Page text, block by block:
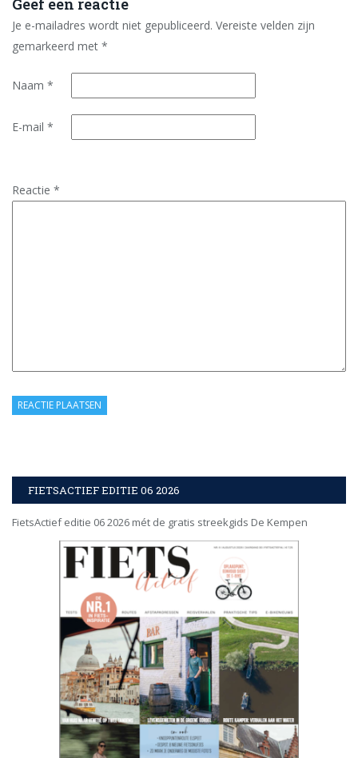
Geef een reactie
Je e-mailadres wordt niet gepubliceerd. Vereiste velden zijn
gemarkeerd met *
Naam *
E-mail *
Reactie *
FIETSACTIEF EDITIE 06 2026
FietsActief editie 06 2026 mét de gratis streekgids De Kempen